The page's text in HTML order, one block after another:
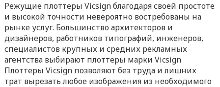
Режущие плоттеры Vicsign благодаря своей простоте
и высокой точности невероятно востребованы на
рынке услуг. Большинство архитекторов и
дизайнеров, работников типографий, инженеров,
специалистов крупных и средних рекламных
агентства выбирают плоттеры марки Vicsign
Плоттеры Vicsign позволяют без труда и лишних
трат вырезать любое изображения из необходимого